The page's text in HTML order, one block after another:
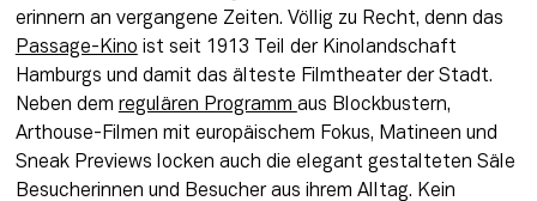
Passage-Kino ist seit 1913 Teil der Kinolandschaft
Hamburgs und damit das älteste Filmtheater der Stadt.
Neben dem regulären Programm aus Blockbustern,
Arthouse-Filmen mit europäischem Fokus, Matineen und
Sneak Previews locken auch die elegant gestalteten Säle
Besucherinnen und Besucher aus ihrem Alltag. Kein